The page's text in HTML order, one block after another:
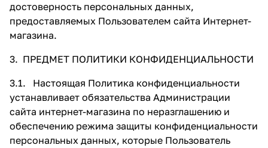
достоверность персональных данных,
предоставляемых Пользователем сайта Интернет-
магазина.
3. ПРЕДМЕТ ПОЛИТИКИ КОНФИДЕНЦИАЛЬНОСТИ
3.1. Настоящая Политика конфиденциальности
устанавливает обязательства Администрации
сайта интернет-магазина по неразглашению и
обеспечению режима защиты конфиденциальности
персональных данных, которые Пользователь